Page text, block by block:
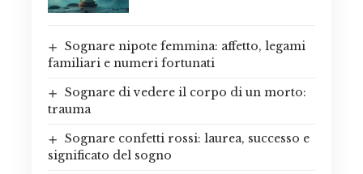
Sognare nipote femmina: affetto, legami
familiari e numeri fortunati
Sognare di vedere il corpo di un morto:
trauma
Sognare confetti rossi: laurea, successo e
significato del sogno